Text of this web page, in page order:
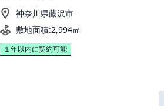
神奈川県藤沢市
敷地面積:2,994㎡
１年以内に契約可能